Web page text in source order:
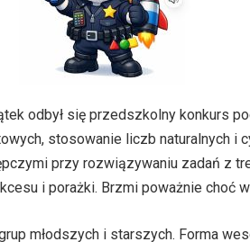
odbył się przedszkolny konkurs
stosowanie liczb naturalnych i
przy rozwiązywaniu zadań z
i porażki. Brzmi poważnie choć
młodszych i starszych. Forma